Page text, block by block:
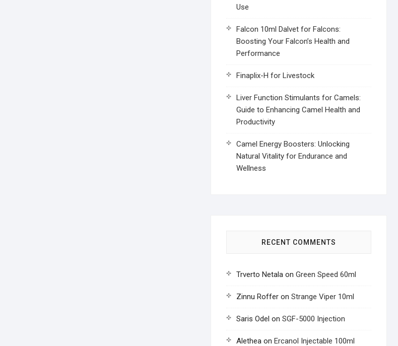
Use
Falcon 10ml Dalvet for Falcons:
Boosting Your Falcon’s Health and
Performance
Finaplix-H for Livestock
Liver Function Stimulants for Camels:
Guide to Enhancing Camel Health and
Productivity
Camel Energy Boosters: Unlocking
Natural Vitality for Endurance and
Wellness
RECENT COMMENTS
Trverto Netala on Green Speed 60ml
Zinnu Roffer on Strange Viper 10ml
Saris Odel on SGF-5000 Injection
Alethea on Ercanol Injectable 100ml